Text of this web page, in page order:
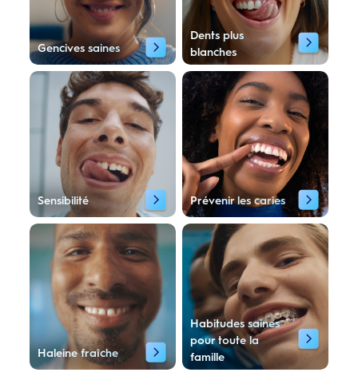
Gencives saines
Dents plus
blanches
Sensibilité Prévenir les caries
Haleine fraîche
Habitudes saines
pour toute la
famille